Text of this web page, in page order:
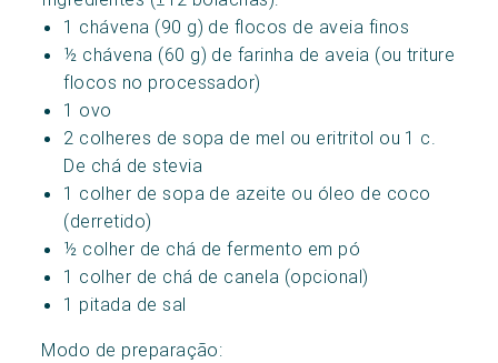
1 chávena (90 g) de flocos de aveia finos
½ chávena (60 g) de farinha de aveia (ou triture
flocos no processador)
1 ovo
2 colheres de sopa de mel ou eritritol ou 1 c.
De chá de stevia
1 colher de sopa de azeite ou óleo de coco
(derretido)
½ colher de chá de fermento em pó
1 colher de chá de canela (opcional)
1 pitada de sal
Modo de preparação: